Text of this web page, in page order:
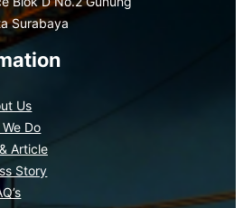
Us
Do
Article
Story
Surabaya